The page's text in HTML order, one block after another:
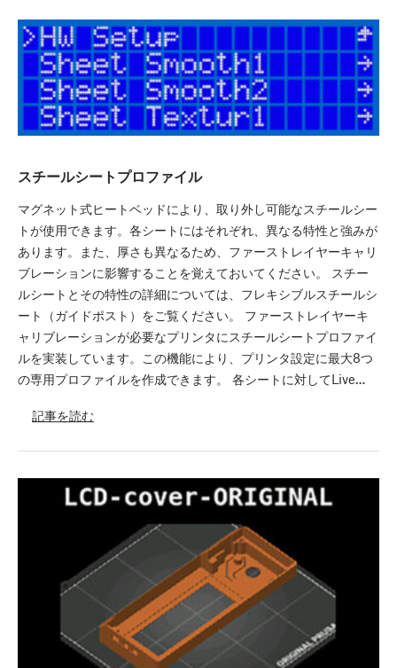
スチールシートプロファイル
マグネット式ヒートベッドにより、取り外し可能なスチールシー
トが使用できます。各シートにはそれぞれ、異なる特性と強みが
あります。また、厚さも異なるため、ファーストレイヤーキャリ
ブレーションに影響することを覚えておいてください。 スチー
ルシートとその特性の詳細については、フレキシブルスチールシ
ート（ガイドポスト）をご覧ください。 ファーストレイヤーキ
ャリブレーションが必要なプリンタにスチールシートプロファイ
ルを実装しています。この機能により、プリンタ設定に最大8つ
の専用プロファイルを作成できます。 各シートに対してLive…
記事を読む